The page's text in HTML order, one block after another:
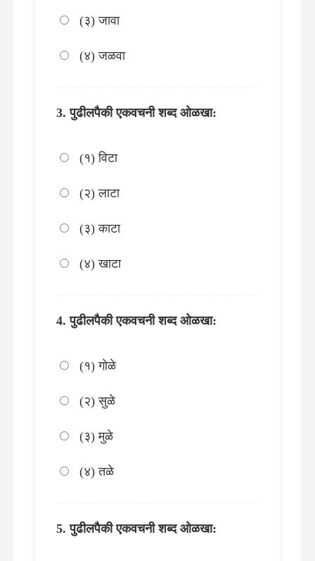
(३) जावा
(४) जळवा
पुढीलपैकी एकवचनी शब्द ओळखा:
(१) विटा
(२) लाटा
(३) काटा
(४) खाटा
पुढीलपैकी एकवचनी शब्द ओळखा:
(१) गोळे
(२) सुळे
(३) मुळे
(४) तळे
पुढीलपैकी एकवचनी शब्द ओळखा: